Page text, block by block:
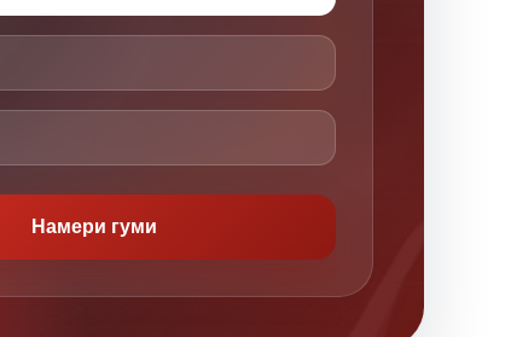
Намери гуми